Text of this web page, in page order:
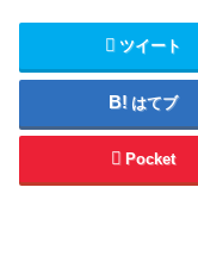
ツイート
はてブ
Pocket